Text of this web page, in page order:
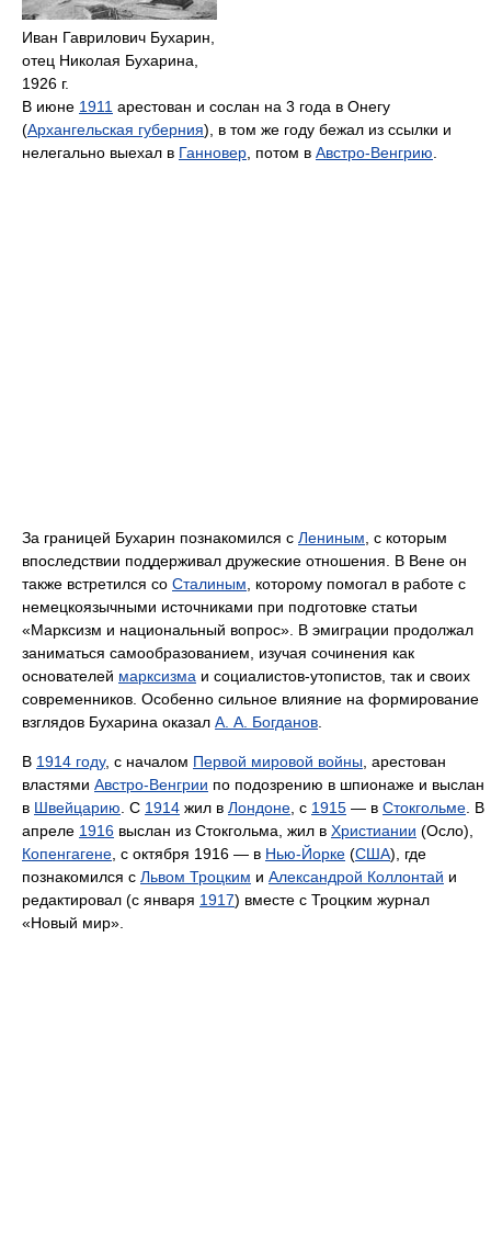
Иван Гаврилович Бухарин,
отец Николая Бухарина,
1926 г.
В июне 1911 арестован и сослан на 3 года в Онегу
(Архангельская губерния), в том же году бежал из ссылки и
нелегально выехал в Ганновер , потом в Австро-Венгрию
За границей Бухарин познакомился с Лениным , с которым
впоследствии поддерживал дружеские отношения. В Вене он
также встретился со Сталиным , которому помогал в работе с
немецкоязычными источниками при подготовке статьи
«Марксизм и национальный вопрос». В эмиграции продолжал
заниматься самообразованием, изучая сочинения как
основателей марксизма и социалистов-утопистов, так и своих
современников. Особенно сильное влияние на формирование
взглядов Бухарина оказал А. А. Богданов
В 1914 году, с началом Первой мировой войны , арестован
властями Австро-Венгрии по подозрению в шпионаже и выслан
в Швейцарию . С 1914 жил в Лондоне , с 1915 — в Стокгольме . В
апреле 1916 выслан из Стокгольма, жил в Христиании (Осло),
Копенгагене , с октября 1916 — в Нью-Йорке (США), где
познакомился с Львом Троцким и Александрой Коллонтай и
редактировал (с января 1917) вместе с Троцким журнал
«Новый мир».